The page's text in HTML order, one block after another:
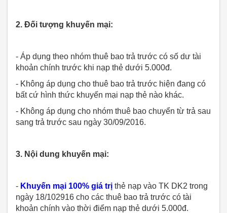
2. Đối tượng khuyến mại:
- Áp dụng theo nhóm thuê bao trả trước có số dư tài
khoản chính trước khi nạp thẻ dưới 5.000đ.
- Không áp dụng cho thuê bao trả trước hiện đang có
bất cứ hình thức khuyến mại nạp thẻ nào khác.
- Không áp dụng cho nhóm thuê bao chuyển từ trả sau
sang trả trước sau ngày 30/09/2016.
3. Nội dung khuyến mại:
- Khuyến mại 100% giá trị thẻ nạp vào TK DK2 trong
ngày 18/102916 cho các thuê bao trả trước có tài
khoản chính vào thời điểm nạp thẻ dưới 5.000đ.